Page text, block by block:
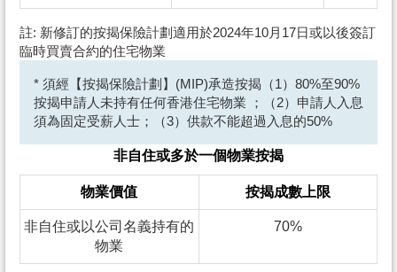
註: 新修訂的按揭保險計劃適用於2024年10月17日或以後簽訂
臨時買賣合約的住宅物業
* 須經【按揭保險計劃】(MIP)承造按揭（1）80%至90%
按揭申請人未持有任何香港住宅物業 ；（2）申請人入息
須為固定受薪人士；（3）供款不能超過入息的50%
非自住或多於一個物業按揭
物業價值 按揭成數上限
非自住或以公司名義持有的
物業
70%